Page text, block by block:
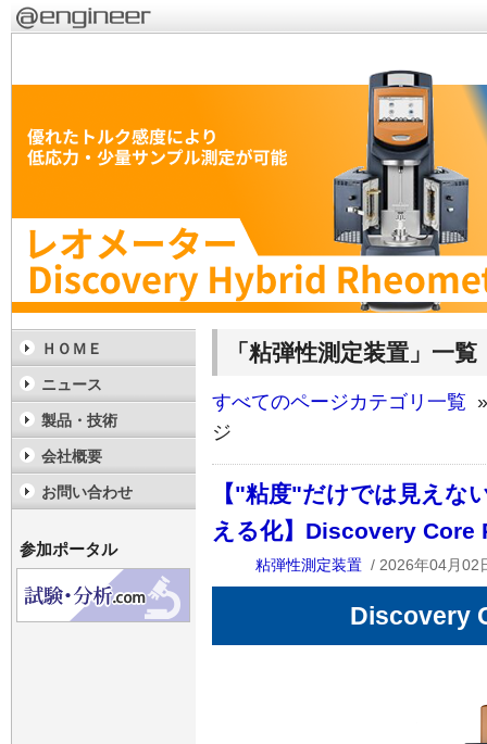
「粘弾性測定装置」一覧
すべてのページカテゴリ一覧
ジ
【"粘度"だけでは見えな
える化】Discovery Core
粘弾性測定装置 / 2026年04月02
Discovery
ＨＯＭＥ
ニュース
製品・技術
会社概要
お問い合わせ
参加ポータル